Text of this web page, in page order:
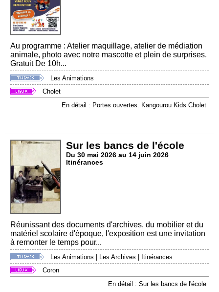
Au programme : Atelier maquillage, atelier de médiation
animale, photo avec notre mascotte et plein de surprises.
Gratuit De 10h...
Les Animations
Cholet
En détail : Portes ouvertes. Kangourou Kids Cholet
Sur les bancs de l'école
Du 30 mai 2026 au 14 juin 2026
Itinérances
Réunissant des documents d'archives, du mobilier et du
matériel scolaire d'époque, l'exposition est une invitation
à remonter le temps pour...
Les Animations | Les Archives | Itinérances
Coron
En détail : Sur les bancs de l'école